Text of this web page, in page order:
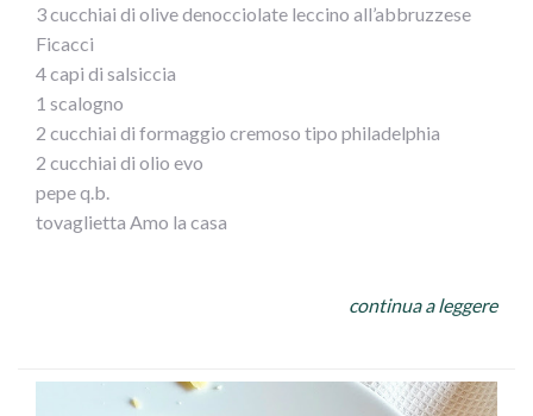
3 cucchiai di olive denocciolate leccino all’abbruzzese
Ficacci
4 capi di salsiccia
1 scalogno
2 cucchiai di formaggio cremoso tipo philadelphia
2 cucchiai di olio evo
pepe q.b.
tovaglietta Amo la casa
In una padella grande (io wok Illa Pearl) mettere l’olio, lo
formaggio e far insaporire un paio di minuti. Intanto
continua a leggere